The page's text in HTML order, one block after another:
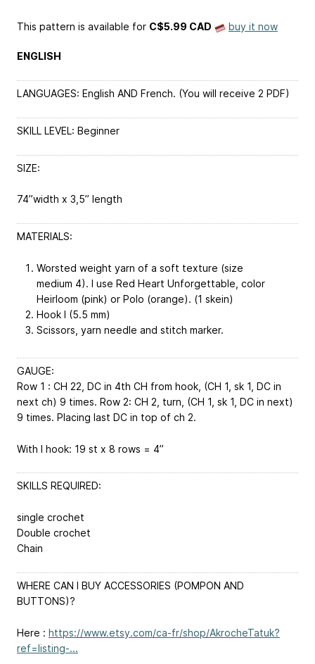
This pattern is available for C$5.99 CAD buy it now
ENGLISH
LANGUAGES: English AND French. (You will receive 2 PDF)
SKILL LEVEL: Beginner
SIZE:
74’’width x 3,5’’ length
MATERIALS:
Worsted weight yarn of a soft texture (size
medium 4). I use Red Heart Unforgettable, color
Heirloom (pink) or Polo (orange). (1 skein)
Hook I (5.5 mm)
Scissors, yarn needle and stitch marker.
GAUGE:
Row 1 : CH 22, DC in 4th CH from hook, (CH 1, sk 1, DC in
next ch) 9 times. Row 2: CH 2, turn, (CH 1, sk 1, DC in next)
9 times. Placing last DC in top of ch 2.
With I hook: 19 st x 8 rows = 4’’
SKILLS REQUIRED:
single crochet
Double crochet
Chain
WHERE CAN I BUY ACCESSORIES (POMPON AND
BUTTONS)?
Here : https://www.etsy.com/ca-fr/shop/AkrocheTatuk?
ref=listing-...